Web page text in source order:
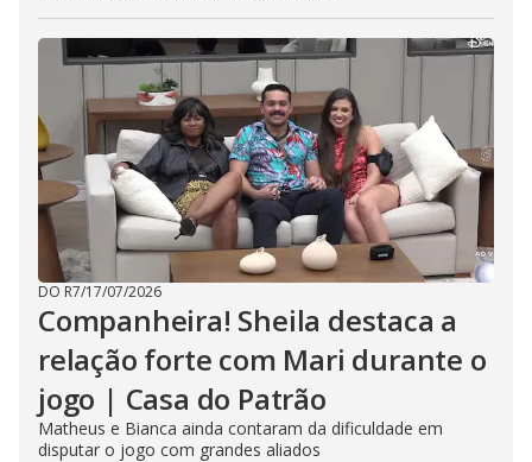
DO R7/17/07/2026
Companheira! Sheila destaca a
relação forte com Mari durante o
jogo | Casa do Patrão
Matheus e Bianca ainda contaram da dificuldade em
disputar o jogo com grandes aliados